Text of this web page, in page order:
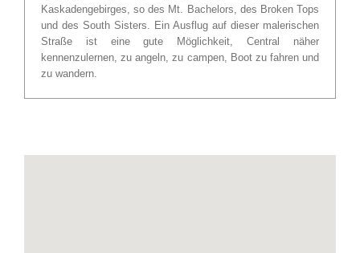
Kaskadengebirges, so des Mt. Bachelors, des Broken Tops
und des South Sisters. Ein Ausflug auf dieser malerischen
Straße ist eine gute Möglichkeit, Central näher
kennenzulernen, zu angeln, zu campen, Boot zu fahren und
zu wandern.